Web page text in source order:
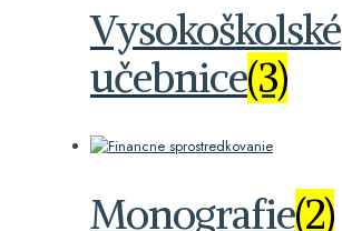
Vysokoškolské
učebnice(3)
Monografie(2)